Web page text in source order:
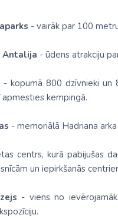
- vairāk par 100
Antalija - ūdens atrakciju
- kopumā 800 dzīvnieki un
kempingā.
- memoriālā Hadriana
centrs, kurā pabijušas
un iepirkšanās
- viens no